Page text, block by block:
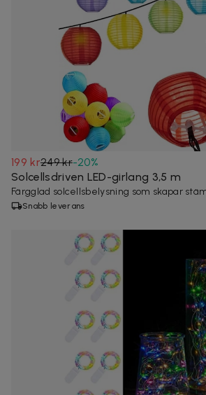
199 kr249 kr-20%
Solcellsdriven LED-girlang 3,5 m
Färgglad solcellsbelysning som skapar
Snabb leverans